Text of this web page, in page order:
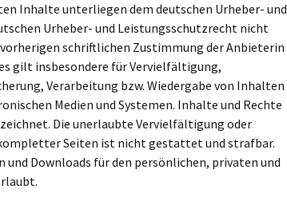
Inhalte unterliegen dem deutschen Urheber- und
Urheber- und Leistungsschutzrecht nicht
schriftlichen Zustimmung der Anbieterin
gilt insbesondere für Vervielfältigung,
Verarbeitung bzw. Wiedergabe von Inhalten
Medien und Systemen. Inhalte und Rechte
Die unerlaubte Vervielfältigung oder
Seiten ist nicht gestattet und strafbar.
Downloads für den persönlichen, privaten und